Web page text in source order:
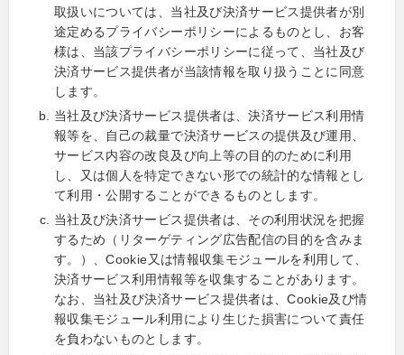
取扱いについては、当社及び決済サービス提供者が別
途定めるプライバシーポリシーによるものとし、お客
様は、当該プライバシーポリシーに従って、当社及び
決済サービス提供者が当該情報を取り扱うことに同意
します。
当社及び決済サービス提供者は、決済サービス利用情
報等を、自己の裁量で決済サービスの提供及び運用、
サービス内容の改良及び向上等の目的のために利用
し、又は個人を特定できない形での統計的な情報とし
て利用・公開することができるものとします。
当社及び決済サービス提供者は、その利用状況を把握
するため（リターゲティング広告配信の目的を含みま
す。）、Cookie又は情報収集モジュールを利用して、
決済サービス利用情報等を収集することがあります。
なお、当社及び決済サービス提供者は、Cookie及び情
報収集モジュール利用により生じた損害について責任
を負わないものとします。